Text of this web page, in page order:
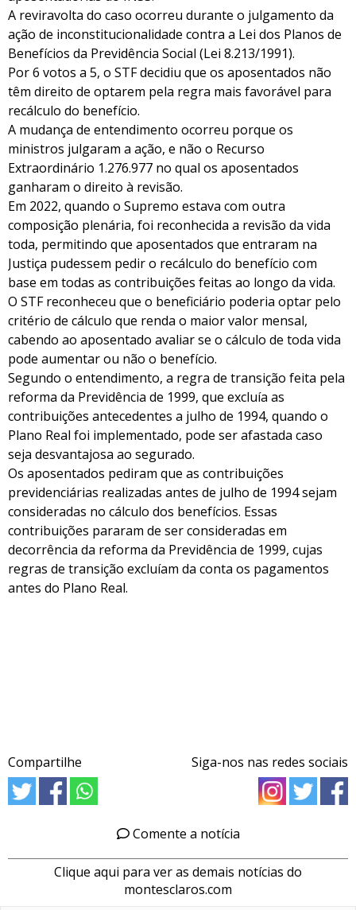
A reviravolta do caso ocorreu durante o julgamento da
ação de inconstitucionalidade contra a Lei dos Planos de
Benefícios da Previdência Social (Lei 8.213/1991).
Por 6 votos a 5, o STF decidiu que os aposentados não
têm direito de optarem pela regra mais favorável para
recálculo do benefício.
A mudança de entendimento ocorreu porque os
ministros julgaram a ação, e não o Recurso
Extraordinário 1.276.977 no qual os aposentados
ganharam o direito à revisão.
Em 2022, quando o Supremo estava com outra
composição plenária, foi reconhecida a revisão da vida
toda, permitindo que aposentados que entraram na
Justiça pudessem pedir o recálculo do benefício com
base em todas as contribuições feitas ao longo da vida.
O STF reconheceu que o beneficiário poderia optar pelo
critério de cálculo que renda o maior valor mensal,
cabendo ao aposentado avaliar se o cálculo de toda vida
pode aumentar ou não o benefício.
Segundo o entendimento, a regra de transição feita pela
reforma da Previdência de 1999, que excluía as
contribuições antecedentes a julho de 1994, quando o
Plano Real foi implementado, pode ser afastada caso
seja desvantajosa ao segurado.
Os aposentados pediram que as contribuições
previdenciárias realizadas antes de julho de 1994 sejam
consideradas no cálculo dos benefícios. Essas
contribuições pararam de ser consideradas em
decorrência da reforma da Previdência de 1999, cujas
regras de transição excluíam da conta os pagamentos
antes do Plano Real.
Compartilhe Siga-nos nas redes sociais
Comente a notícia
Clique aqui para ver as demais notícias do
montesclaros.com